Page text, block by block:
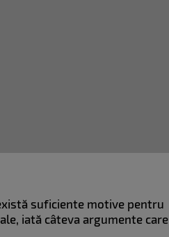
suficiente motive pentru
iată câteva argumente care